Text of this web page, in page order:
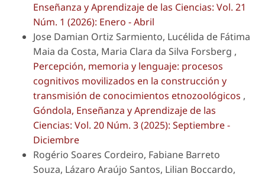
Enseñanza y Aprendizaje de las Ciencias: Vol. 21
Núm. 1 (2026): Enero - Abril
Jose Damian Ortiz Sarmiento, Lucélida de Fátima
Maia da Costa, Maria Clara da Silva Forsberg ,
Percepción, memoria y lenguaje: procesos
cognitivos movilizados en la construcción y
transmisión de conocimientos etnozoológicos ,
Góndola, Enseñanza y Aprendizaje de las
Ciencias: Vol. 20 Núm. 3 (2025): Septiembre -
Diciembre
Rogério Soares Cordeiro, Fabiane Barreto
Souza, Lázaro Araújo Santos, Lilian Boccardo,